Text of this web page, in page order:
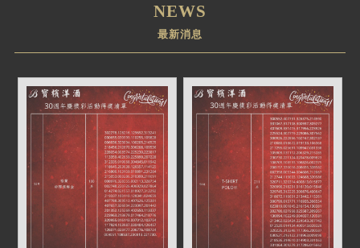
NEWS
最新消息